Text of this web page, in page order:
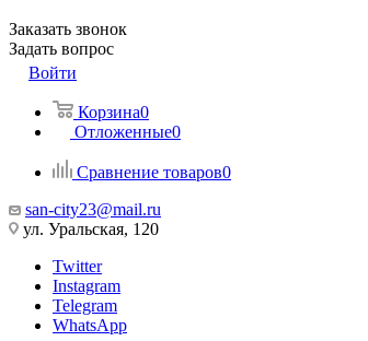
Заказать звонок
Задать вопрос
Войти
Корзина0
Отложенные0
Сравнение товаров0
san-city23@mail.ru
ул. Уральская, 120
Twitter
Instagram
Telegram
WhatsApp